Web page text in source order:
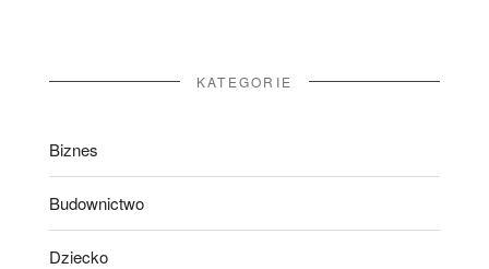
KATEGORIE
Biznes
Budownictwo
Dziecko